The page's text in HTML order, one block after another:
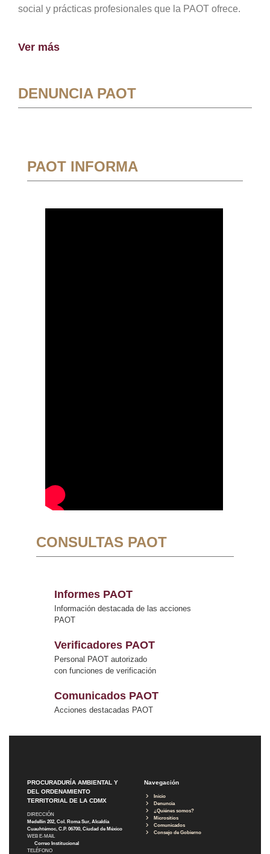
social y prácticas profesionales que la PAOT ofrece.
Ver más
DENUNCIA PAOT
PAOT INFORMA
CONSULTAS PAOT
Informes PAOT
Información destacada de las acciones
PAOT
Verificadores PAOT
Personal PAOT autorizado
con funciones de verificación
Comunicados PAOT
Acciones destacadas PAOT
PROCURADURÍA AMBIENTAL Y
DEL ORDENAMIENTO
TERRITORIAL DE LA CDMX
DIRECCIÓN
Medellín 202, Col. Roma Sur, Alcaldía
Cuauhtémoc, C.P. 06700, Ciudad de México
WEB E-MAIL
Correo Institucional
TELÉFONO
Navegación
Inicio
Denuncia
¿Quiénes somos?
Micrositios
Comunicados
Consejo de Gobierno